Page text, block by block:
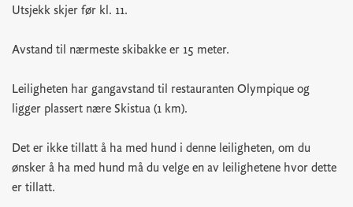
Utsjekk skjer før kl. 11.
Avstand til nærmeste skibakke er 15 meter.
Leiligheten har gangavstand til restauranten Olympique og
ligger plassert nære Skistua (1 km).
Det er ikke tillatt å ha med hund i denne leiligheten, om du
ønsker å ha med hund må du velge en av leilighetene hvor dette
er tillatt.